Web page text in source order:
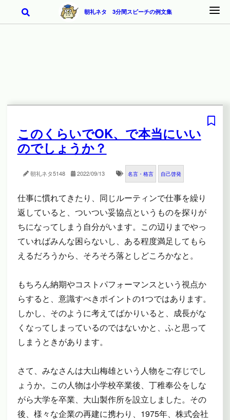
朝礼ネタ 3分間スピーチの例文集
このくらいでOK、で本当にいい
のでしょうか？
朝礼ネタ5148 2022/09/13 名言・格言 自己啓発
仕事に慣れてきたり、同じルーティンで仕事を繰り
返していると、ついつい妥協点というものを探りが
ちになってしまう自分がいます。この辺りまでやっ
ていればみんな困らないし、ある程度満足してもら
えるだろうから、そろそろ落としどころかなと。
もちろん納期やコストパフォーマンスという視点か
らすると、意識すべきポイントの1つではあります。
しかし、そのように考えてばかりいると、成長がな
くなってしまっているのではないかと、ふと思って
しまうときがあります。
さて、みなさんは大山梅雄という人物をご存じでし
ょうか。この人物は小学校卒業後、丁稚奉公をしな
がら大学を卒業、大山製作所を設立しました。その
後、様々な企業の再建に携わり、1975年、株式会社